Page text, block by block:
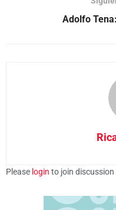
Adolfo
Please login to join discussion